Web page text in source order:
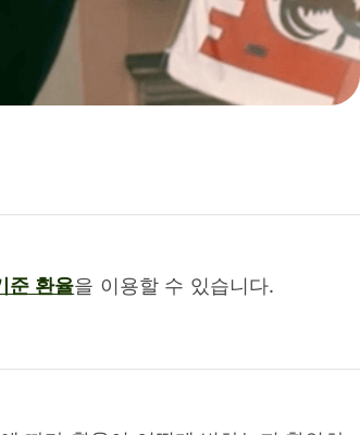
준 환율을 이용할 수 있습니다.